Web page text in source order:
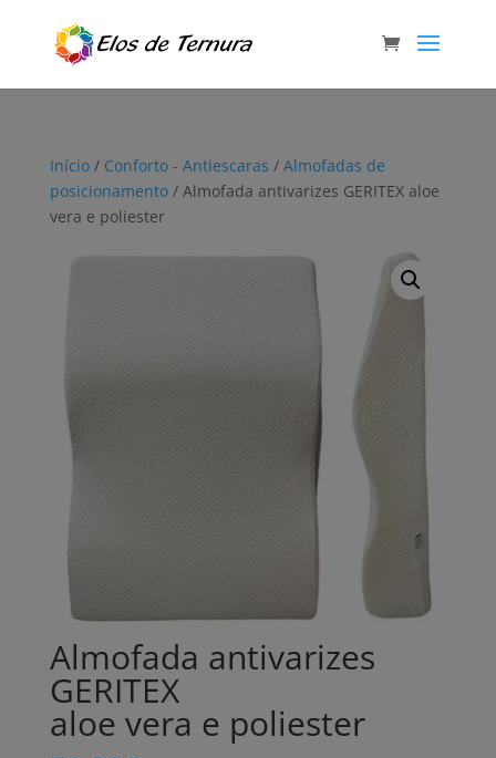
Início/ Conforto - Antiescaras / Almofadas de
posicionamento/ Almofada antivarizes GERITEX aloe
vera e poliester
Almofada antivarizes
GERITEX
aloe vera e poliester